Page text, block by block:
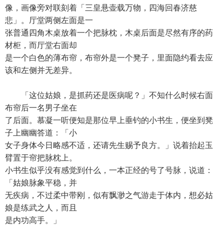
像，画像旁对联刻着「三皇悬壶载万物，四海回春济慈
悲」。厅堂两侧左面是一
张普通四角木桌放着一个把脉枕，木桌后面是尽然有序的药
材柜，而厅堂右面却
是一个白色的薄布帘，布帘外是一个凳子，里面隐约看去应
该和左侧并无差异。
「这位姑娘，是抓药还是医病呢？」不知什么时候右面
布帘后一名男子坐在
了后面。慕凝一听便知是那位早上垂钓的小书生，便坐到凳
子上幽幽答道：「小
女子身体今日略感不适，还请先生赐予良方。」说着抬起玉
臂置于帘把脉枕上。
小书生似乎没有感觉到什么，一本正经的号了号脉，说道：
「姑娘脉象平稳，并
无疾病，不过柔中带刚，似有飘渺之气游走于体内，想必姑
娘是练武之人，而且
是内功高手。」